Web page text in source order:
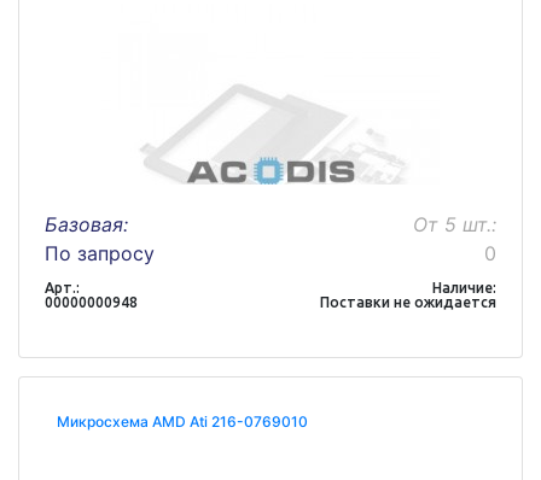
Базовая:
По запросу
От 5 шт.:
0
Арт.:
00000000948
Наличие:
Поставки не ожидается
Микросхема AMD Ati 216-0769010